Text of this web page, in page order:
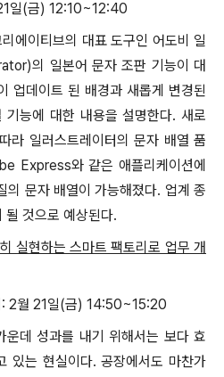
일(금) 12:10~12:40
에이티브의 대표 도구인 어도비 일
의 일본어 문자 조판 기능이 대
업데이트 된 배경과 새롭게 변경된
기능에 대한 내용을 설명한다. 새로
라 일러스트레이터의 문자 배열 품
Express와 같은 애플리케이션에
의 문자 배열이 가능해졌다. 업계 종
될 것으로 예상된다.
실현하는 스마트 팩토리로 업무 개
2월 21일(금) 14:50~15:20
운데 성과를 내기 위해서는 보다 효
있는 현실이다. 공장에서도 마찬가